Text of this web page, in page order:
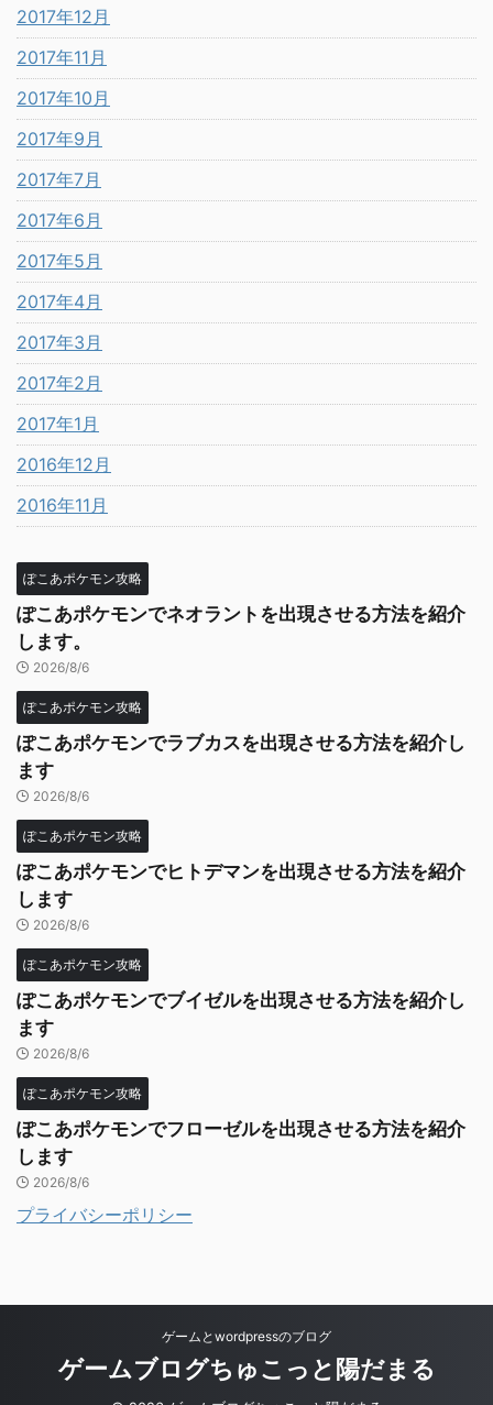
2017年12月
2017年11月
2017年10月
2017年9月
2017年7月
2017年6月
2017年5月
2017年4月
2017年3月
2017年2月
2017年1月
2016年12月
2016年11月
ぽこあポケモン攻略
ぽこあポケモンでネオラントを出現させる方法を紹介
します。
2026/8/6
ぽこあポケモン攻略
ぽこあポケモンでラブカスを出現させる方法を紹介し
ます
2026/8/6
ぽこあポケモン攻略
ぽこあポケモンでヒトデマンを出現させる方法を紹介
します
2026/8/6
ぽこあポケモン攻略
ぽこあポケモンでブイゼルを出現させる方法を紹介し
ます
2026/8/6
ぽこあポケモン攻略
ぽこあポケモンでフローゼルを出現させる方法を紹介
します
2026/8/6
プライバシーポリシー
ゲームとwordpressのブログ
ゲームブログちゅこっと陽だまる